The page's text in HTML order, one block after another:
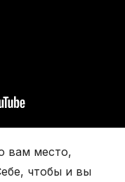
вам место,
чтобы и вы